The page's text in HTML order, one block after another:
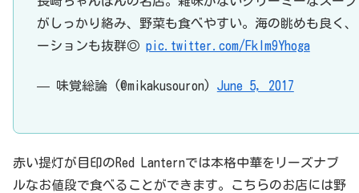
がしっかり絡み、野菜も食べやすい。海の眺めも良く
ーションも抜群◎ pic.twitter.com/Fklm9Yhoga
— 味覚総論 (@mikakusouron) June 5, 2017
赤い提灯が目印のRed Lanternでは本格中華をリーズナブ
ルなお値段で食べることができます。こちらのお店には野